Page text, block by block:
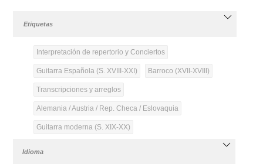
Etiquetas
Interpretación de repertorio y Conciertos
Guitarra Española (S. XVIII-XXI) Barroco (XVII-XVIII)
Transcripciones y arreglos
Alemania / Austria / Rep. Checa / Eslovaquia
Guitarra moderna (S. XIX-XX)
Idioma